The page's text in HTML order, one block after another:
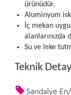
ürünüdür.
Aluminyum
İç mekan
alanlarınızda
Su ve leke
Teknik
Sandalye